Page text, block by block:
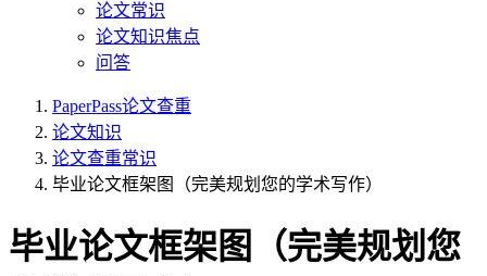
论文常识
论文知识焦点
问答
PaperPass论文查重
论文知识
论文查重常识
毕业论文框架图（完美规划您的学术写作）
毕业论文框架图（完美规划您